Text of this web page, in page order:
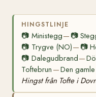
HINGSTLINJE
📷 Ministegg— 📷
📷 Trygve (NO)— 📷
📷 Dalegudbrand—
Toftebrun —Den
Hingst från Tofte i